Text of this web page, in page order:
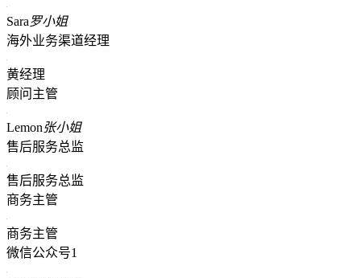
Sara罗小姐
海外业务渠道经理
黄经理
顾问主管
Lemon张小姐
售后服务总监
售后服务总监
商务主管
商务主管
微信公众号1